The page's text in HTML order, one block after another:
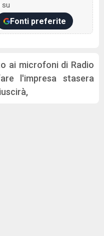
su
Fonti preferite
ai microfoni di Radio
l'impresa stasera